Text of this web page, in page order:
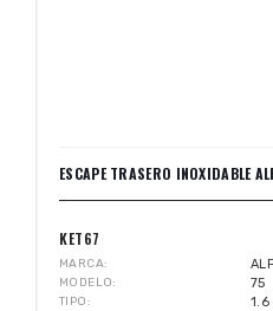
ESCAPE TRASERO INOXIDABLE
KET67
MARCA
MODELO 75
TIPO 1.6